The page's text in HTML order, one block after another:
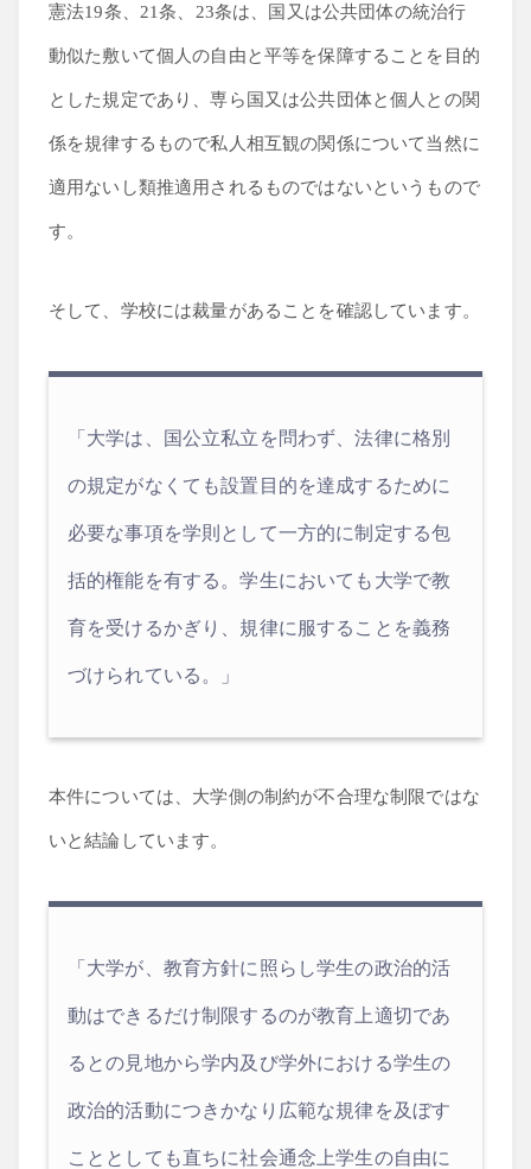
憲法19条、21条、23条は、国又は公共団体の統治行
動似た敷いて個人の自由と平等を保障することを目的
とした規定であり、専ら国又は公共団体と個人との関
係を規律するもので私人相互観の関係について当然に
適用ないし類推適用されるものではないというもので
す。
そして、学校には裁量があることを確認しています。
「大学は、国公立私立を問わず、法律に格別
の規定がなくても設置目的を達成するために
必要な事項を学則として一方的に制定する包
括的権能を有する。学生においても大学で教
育を受けるかぎり、規律に服することを義務
づけられている。」
本件については、大学側の制約が不合理な制限ではな
いと結論しています。
「大学が、教育方針に照らし学生の政治的活
動はできるだけ制限するのが教育上適切であ
るとの見地から学内及び学外における学生の
政治的活動につきかなり広範な規律を及ぼす
こととしても直ちに社会通念上学生の自由に